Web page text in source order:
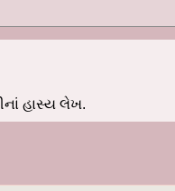
હાસ્ય લેખ.